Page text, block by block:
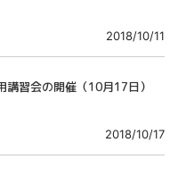
2018/10/11
習会の開催（10月17日）
2018/10/17